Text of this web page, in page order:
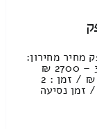
מחיר מחירון:
2905.26 ₪ / אלה שבטווח המחירים 3600 – 2700 ₪
עבודות סבלות , טעינה ופריקה : 1748.30 ₪ / זמן : 2
נסיעה 1068.89 שקל / זמן נסיעה